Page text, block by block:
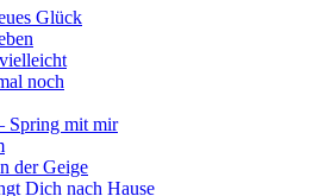
Glück
noch
Spring mit mir
der Geige
Dich nach Hause